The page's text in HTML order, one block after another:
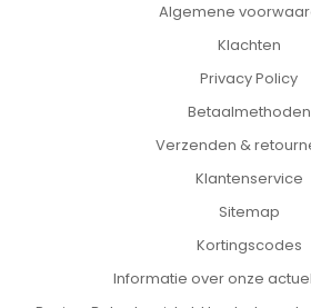
Algemene
Klachten
Privacy Policy
Betaalmethoden
Verzenden &
Klantenservice
Sitemap
Kortingscodes
Informatie over onze